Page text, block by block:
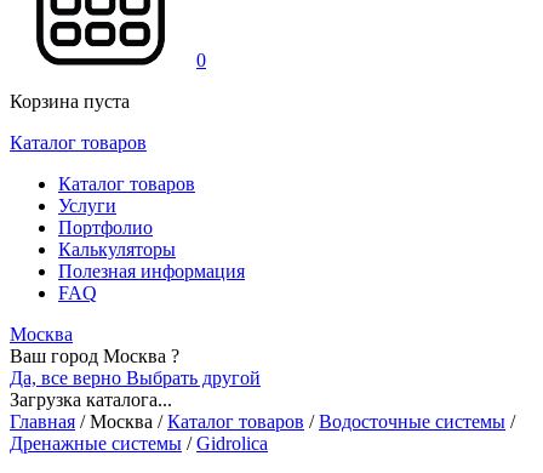
0
Корзина пуста
Каталог товаров
Каталог товаров
Услуги
Портфолио
Калькуляторы
Полезная информация
FAQ
Москва
Ваш город Москва ?
Да, все верно Выбрать другой
Загрузка каталога...
Главная /Москва / Каталог товаров / Водосточные системы /
Дренажные системы / Gidrolica